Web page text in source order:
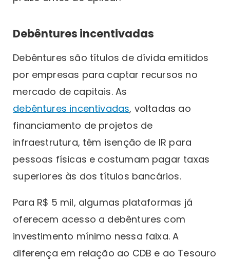
Debêntures incentivadas
Debêntures são títulos de dívida emitidos
por empresas para captar recursos no
mercado de capitais. As
debêntures incentivadas, voltadas ao
financiamento de projetos de
infraestrutura, têm isenção de IR para
pessoas físicas e costumam pagar taxas
superiores às dos títulos bancários.
Para R$ 5 mil, algumas plataformas já
oferecem acesso a debêntures com
investimento mínimo nessa faixa. A
diferença em relação ao CDB e ao Tesouro